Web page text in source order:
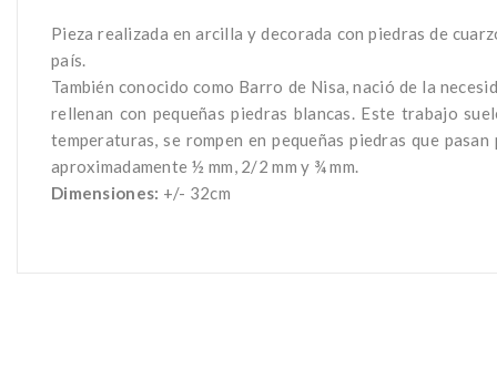
Pieza realizada en arcilla y decorada con piedras de
país.
También conocido como Barro de Nisa, nació de la
rellenan con pequeñas piedras blancas. Este trabajo
temperaturas, se rompen en pequeñas piedras que
aproximadamente ½ mm, 2/2 mm y ¾ mm.
Dimensiones: +/- 32cm